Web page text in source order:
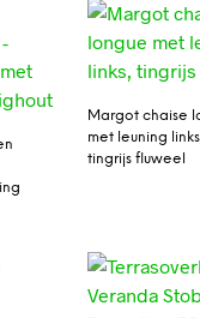
Margot chaise
met leuning
tingrijs fluweel